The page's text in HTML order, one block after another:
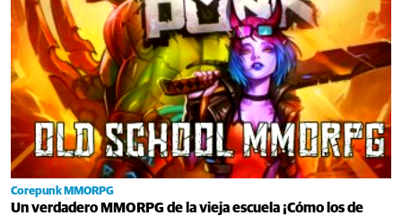
Corepunk MMORPG
Un verdadero MMORPG de la vieja escuela ¡Cómo los de